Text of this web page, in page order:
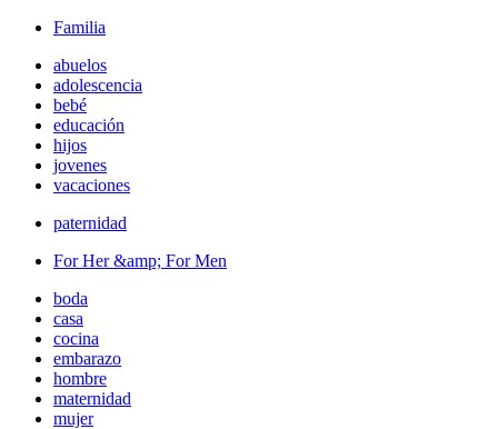
Familia
abuelos
adolescencia
bebé
educación
hijos
jovenes
vacaciones
paternidad
For Her &amp; For Men
boda
casa
cocina
embarazo
hombre
maternidad
mujer